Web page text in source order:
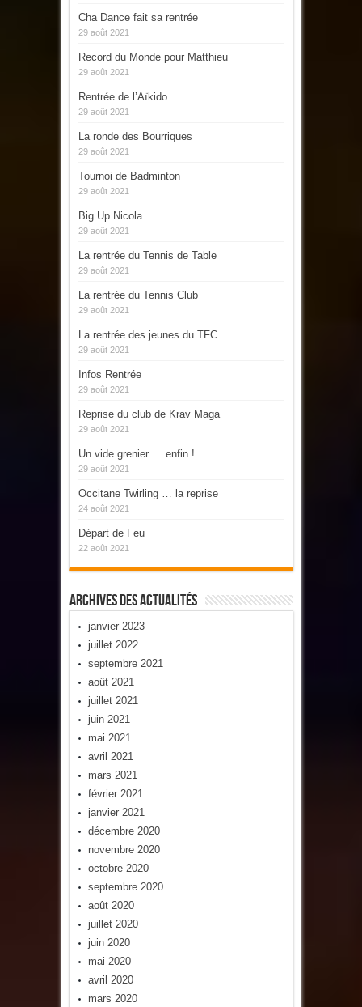
Cha Dance fait sa rentrée
29 août 2021
Record du Monde pour Matthieu
29 août 2021
Rentrée de l’Aïkido
29 août 2021
La ronde des Bourriques
29 août 2021
Tournoi de Badminton
29 août 2021
Big Up Nicola
29 août 2021
La rentrée du Tennis de Table
29 août 2021
La rentrée du Tennis Club
29 août 2021
La rentrée des jeunes du TFC
29 août 2021
Infos Rentrée
29 août 2021
Reprise du club de Krav Maga
29 août 2021
Un vide grenier … enfin !
29 août 2021
Occitane Twirling … la reprise
24 août 2021
Départ de Feu
22 août 2021
Archives Des Actualités
janvier 2023
juillet 2022
septembre 2021
août 2021
juillet 2021
juin 2021
mai 2021
avril 2021
mars 2021
février 2021
janvier 2021
décembre 2020
novembre 2020
octobre 2020
septembre 2020
août 2020
juillet 2020
juin 2020
mai 2020
avril 2020
mars 2020